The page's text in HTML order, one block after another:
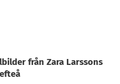
från Zara Larssons